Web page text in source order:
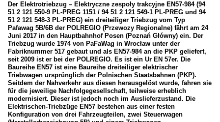
Der Elektrotriebzug – Elektryczne zespoły trakcyjne EN57-984 (94
51 2 121 550-9 PL-PREG 1151 / 94 51 2 121 549-1 PL-PREG und 94
51 2 121 548-3 PL-PREG) ein dreiteiliger Triebzug vom Typ
Pafawag 5B/6B der POLREGIO (Przewozy Regionalne) fährt am 24
Juni 2017 in den Hauptbahnhof Posen (Poznań Główny) ein. Der
Triebzug wurde 1974 von PaFaWag in Wrocław unter der
Fabriknummer 517 gebaut und als EN57-984 an die PKP geliefert,
seit 2009 ist er bei der POLREGIO. Es ist ein Ur EN 57er. Die
Baureihe EN57 ist eine Baureihe dreiteiliger elektrischer
Triebwagen ursprünglich der Polnischen Staatsbahnen (PKP).
Seitdem der Nahverkehr aus diesen herausgelöst wurde, fahren sie
für die jeweilige Nachfolgegesellschaft, teilweise erheblich
modernisiert. Dieser ist jedoch noch im Auslieferzustand. Die
Elektrischen-Triebzüge EN57 bestehen aus einer festen
Konfiguration von drei Fahrzeugteilen, zwei Steuerwagen